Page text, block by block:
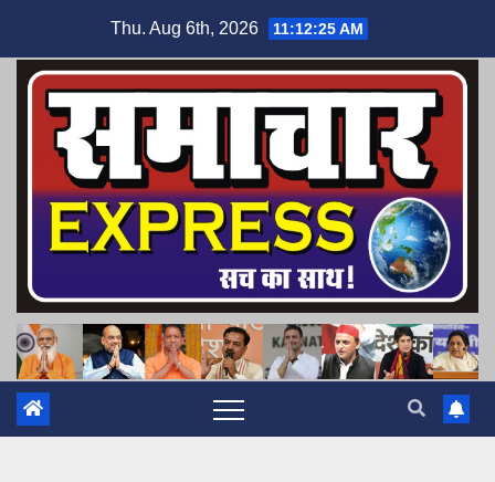
content
Thu. Aug 6th, 2026 11:12:26 AM